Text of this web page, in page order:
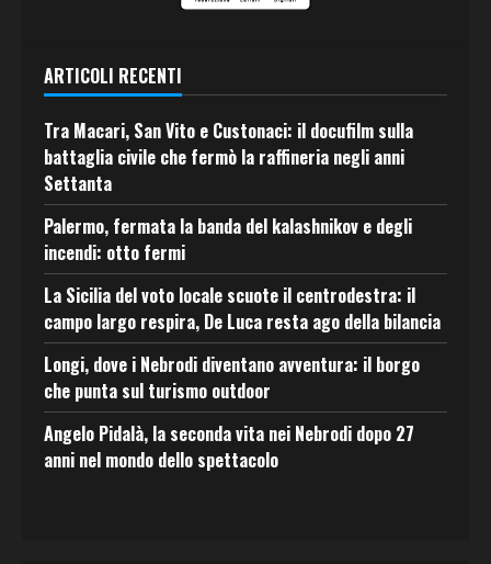
ARTICOLI RECENTI
Tra Macari, San Vito e Custonaci: il docufilm sulla
battaglia civile che fermò la raffineria negli anni
Settanta
Palermo, fermata la banda del kalashnikov e degli
incendi: otto fermi
La Sicilia del voto locale scuote il centrodestra: il
campo largo respira, De Luca resta ago della bilancia
Longi, dove i Nebrodi diventano avventura: il borgo
che punta sul turismo outdoor
Angelo Pidalà, la seconda vita nei Nebrodi dopo 27
anni nel mondo dello spettacolo